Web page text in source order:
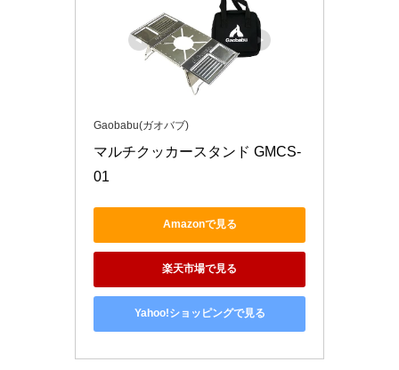
Gaobabu(ガオバブ)
マルチクッカースタンド GMCS-
01
Amazonで見る
楽天市場で見る
Yahoo!ショッピングで見る